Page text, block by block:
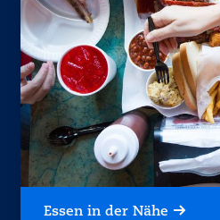
Essen in der Nähe